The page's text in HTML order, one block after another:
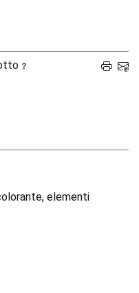
elementi